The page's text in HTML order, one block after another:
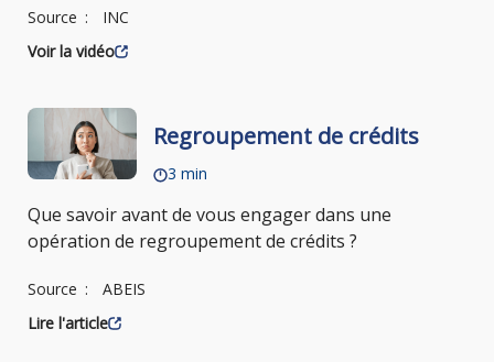
Source
INC
Voir la vidéo
Regroupement de crédits
3 min
Que savoir avant de vous engager dans une
opération de regroupement de crédits ?
Source
ABEIS
Lire l'article